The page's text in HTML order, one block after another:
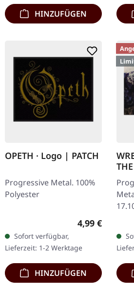
HINZUFÜGEN
OPETH · Logo | PATCH
Progressive Metal. 100%
Polyester
Regulärer
4,99 €
Sofort verfügbar,
Lieferzeit: 1-2 Werktage
HINZUFÜGEN